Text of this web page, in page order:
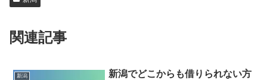
関連記事
新潟
新潟でどこからも借りられない方